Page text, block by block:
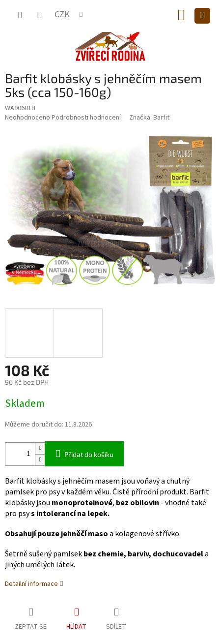
CZK
KOŠÍK
Barfit klobásky s jehněčím masem
5ks (cca 150-160g)
WA90601B
Průměrné
hvězdiček.
Neohodnoceno Podrobnosti hodnocení Značka: Barfit
108 Kč
96 Kč bez DPH
cena:
Skladem
Můžeme doručit do: 11.8.2026
Přidat do košíku
Barfit klobásky s jehněčím masem jsou voňavý a chutný
pamlsek pro psy v každém věku. Čistě přírodní produkt. Barfit
klobásky jsou monoproteinové, bez obilovin - vhodné také
pro psys intolerancí na lepek.
Obsahují pouze jehněčí masoa kolagenové střívko.
Šetrně sušený pamlsekbez chemie, barviv, dochucovadela
jiných umělých látek.
Detailní informace
ZEPTAT SE HLÍDAT SDÍLET